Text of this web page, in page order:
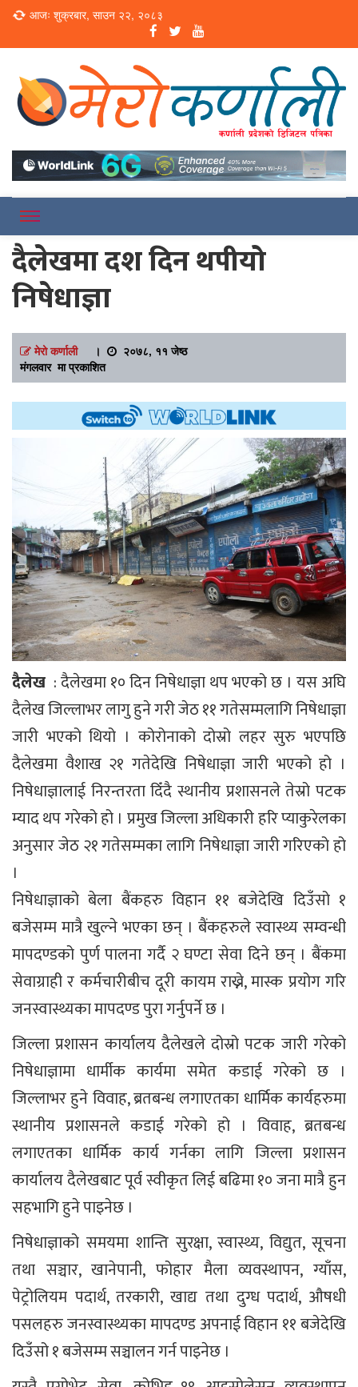
Loading...
आजः शुक्रबार, साउन २२, २०८३
Merokarnali
दैलेखमा दश दिन थपीयो
निषेधाज्ञा
मेरो कर्णाली।
२०७८, ११ जेष्ठ
मंगलवार मा प्रकाशित
दैलेख : दैलेखमा १० दिन निषेधाज्ञा थप भएको छ । यस अघि
दैलेख जिल्लाभर लागु हुने गरी जेठ ११ गतेसम्मलागि निषेधाज्ञा
जारी भएको थियो । कोरोनाको दोस्रो लहर सुरु भएपछि
दैलेखमा वैशाख २१ गतेदेखि निषेधाज्ञा जारी भएको हो ।
निषेधाज्ञालाई निरन्तरता दिँदै स्थानीय प्रशासनले तेस्रो पटक
म्याद थप गरेको हो । प्रमुख जिल्ला अधिकारी हरि प्याकुरेलका
अनुसार जेठ २१ गतेसम्मका लागि निषेधाज्ञा जारी गरिएको हो
।
निषेधाज्ञाको बेला बैंकहरु विहान ११ बजेदेखि दिउँसो १
बजेसम्म मात्रै खुल्ने भएका छन् । बैंकहरुले स्वास्थ्य सम्वन्धी
मापदण्डको पुर्ण पालना गर्दै २ घण्टा सेवा दिने छन् । बैंकमा
सेवाग्राही र कर्मचारीबीच दूरी कायम राख्ने, मास्क प्रयोग गरि
जनस्वास्थ्यका मापदण्ड पुरा गर्नुपर्ने छ ।
जिल्ला प्रशासन कार्यालय दैलेखले दोस्रो पटक जारी गरेको
निषेधाज्ञामा धार्मीक कार्यमा समेत कडाई गरेको छ ।
जिल्लाभर हुने विवाह, ब्रतबन्ध लगाएतका धार्मिक कार्यहरुमा
स्थानीय प्रशासनले कडाई गरेको हो । विवाह, ब्रतबन्ध
लगाएतका धार्मिक कार्य गर्नका लागि जिल्ला प्रशासन
कार्यालय दैलेखबाट पूर्व स्वीकृत लिई बढिमा १० जना मात्रै हुन
सहभागि हुने पाइनेछ ।
निषेधाज्ञाको समयमा शान्ति सुरक्षा, स्वास्थ्य, विद्युत, सूचना
तथा सञ्चार, खानेपानी, फोहार मैला व्यवस्थापन, ग्याँस,
पेट्रोलियम पदार्थ, तरकारी, खाद्य तथा दुग्ध पदार्थ, औषधी
पसलहरु जनस्वास्थ्यका मापदण्ड अपनाई विहान ११ बजेदेखि
दिउँसो १ बजेसम्म सञ्चालन गर्न पाइनेछ ।